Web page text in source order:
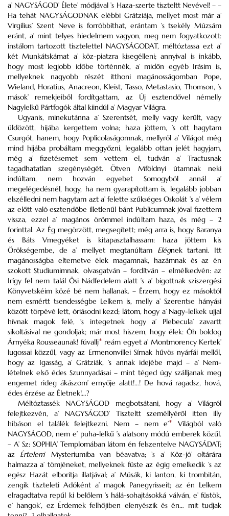
a’ NAGYSÁGOD’ Élete’ módjával ’s Haza-szerte tiszteltt Nevével! – –
Ha tehát NAGYSÁGODNAK elébbi Grátziája, mellyet most már a’
Virgilius’ Szent Neve is forróbbíthat, erántam ’s tsekély Múzsám
eránt, a’ mint telyes hiedelmem vagyon, meg nem fogyatkozott:
instálom tartozott tisztelettel NAGYSÁGODAT, méltóztassa ezt a’
két Munkátskámat a’ köz-piatzra kisegélleni; annyival is inkább,
hogy most legjobb időbe történnék, a’ midőn egyéb Irásim is,
mellyeknek nagyobb részét itthoni magánosságomban Pope,
Wieland, Horatius, Anacreon, Kleist, Tasso,Metastasio, Thomson, ’s
mások’ remekjeiből fordítgattam, az Új esztendővel némelly
Nagylelkű Pártfogók által kiindúl a’ Magyar Világra.
Ugyanis, minekutánna a’ Szerentsét, melly vagy kerűlt, vagy
üldözött, hijába kergettem volna; haza jöttem, ’s ott hagytam
Csurgót, hanem, hogy Poplicolaságomnak, mellyről a’ Világot még
mind hijába probáltam meggyőzni, legalább ottan jelét hagyjam,
még a’ fizetésemet sem vettem el, tudván a’ Tractusnak
tagadhatatlan szegénységét.Ötven Mföldnyiútamnak neki
indúltam, nem hozván egyebet Somogyból annál a’
megelégedésnél, hogy, ha nem gyarapítottam is, legalább jobban
elszélledni nem hagytam azt a’ felette szűkséges Oskolát ’s a’ vélem
az előtt való esztendőbe illetlenűl bánt Publicumnakjóval fizettem
vissza, ezzel a’ magános örömmel indúltam haza, és még – 2
forinttal. Az Ég megörzött, megsegített; még arra is, hogy Baranya
és Báts Vmegyéketis kitapasztalhassam: haza jöttem kis
Örökségembe, de a’ mellyet megtanúltam Elégnek tartani. Itt
magánosságba eltemetve élek magamnak, hazámnak és az én
szokottStudiumimnak, olvasgatván – fordítván – elmélkedvén: az
Irígy fel nem talál Ösi Nádfedelem alatt ’s a’ bigottnak sziszergési
Könyvetskéim közé bé nem hallanak. – Érzem, hogy ez másoktól
nem esmértt tsendességbe Lelkem is, melly a’ Szerentse hányási
között törpévé lett, óriásodni kezd; látom, hogy a’ Nagy-lelkek ujjal
hívnak magok felé, ’s integetnek hogy a’ Plebecula’zavartt
sikoltásival ne gondoljak; már most hiszem, hogy élek: Óh boldog
Árnyéka Rousseaunak! fúvallj* reám egyet a’ MontmorencyKertek’
lugossai közzűl, vagyaz Ermenonvillei Sírnak hűvös nyárfái mellől,
hogy az Igasság, a’Grátziák, ’s annak idejébe majd – a’ Nem-
lételnek első édes Szunnyadásai – mint téged úgy szálljanak meg
engemet rideg ákászom’ ernyője alatt!…! De hová ragadsz, hová,
édes érzése az Életnek!…?
Méltóztassék NAGYSÁGOD megbotsátani, hogy a’ Világról
felejtkezvén, a’ NAGYSÁGOD’ Tiszteltt személlyéről itten illy
hibáson el találék felejtkezni. Nem – nem e’*
Világból való
NAGYSÁGOD, nem e’ puha-lelkű ’s alatsony módú emberek közűl.
– A’ Sz:SOPHIA’ Templomában látom én felszentelve NAGYSÁDAT;
az Értelem’ Mysteriumibavan béavatva; ’s a’ Köz-jó’ oltárára
halmazza a’ tömjéneket, mellyeknek füste az égig emelkedik ’s az
egész Hazát elborítja illatjával; a’ Músák, ki lanton, ki trombitán,
zengik tiszteleti Adóként a’ magok Panegyrisseit; az én Lelkem
elragadtatva repűl ki belőlem ’s hálá-sohajtásokká válván, e’ füstök,
e’ hangok’, ez Érdemek felhőjiben elenyészik és én… mit tudjak